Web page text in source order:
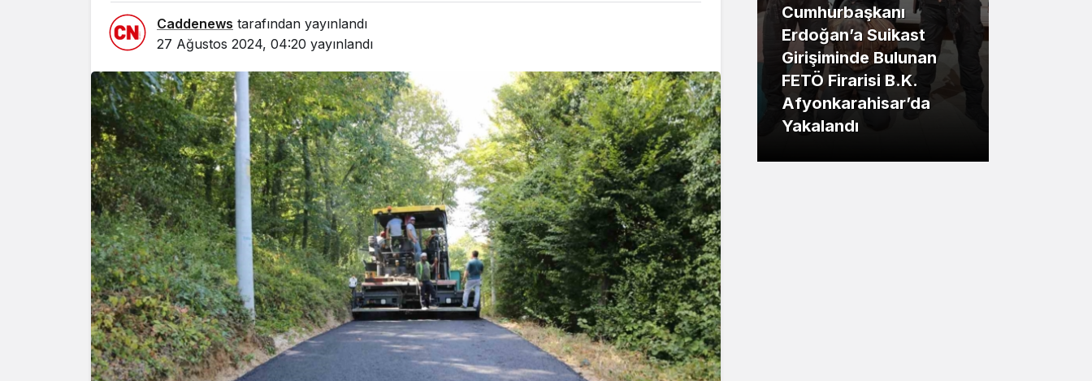
Sistem Modu
Sistem modunu seçin.
Caddenews tarafından yayınlandı
27 Ağustos 2024, 04:20 yayınlandı
Yazarlar
AKDENİZ, BİR AÇIK
HAVA HAZİNESİ
Cumhurbaşkanı
Erdoğan’a Suikast
Girişiminde Bulunan
FETÖ Firarisi B.K.
Afyonkarahisar’da
Yakalandı